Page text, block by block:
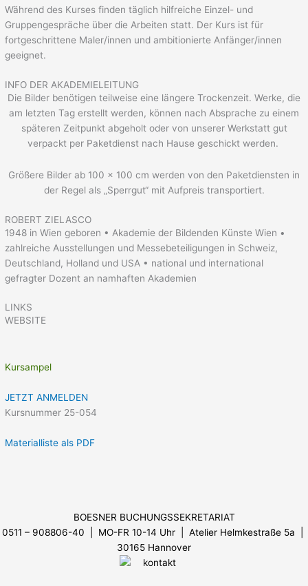
Während des Kurses finden täglich hilfreiche Einzel- und
Gruppengespräche über die Arbeiten statt. Der Kurs ist für
fortgeschrittene Maler/innen und ambitionierte Anfänger/innen
geeignet.
INFO DER AKADEMIELEITUNG
Die Bilder benötigen teilweise eine längere Trockenzeit. Werke, die
am letzten Tag erstellt werden, können nach Absprache zu einem
späteren Zeitpunkt abgeholt oder von unserer Werkstatt gut
verpackt per Paketdienst nach Hause geschickt werden.
Größere Bilder ab 100 x 100 cm werden von den Paketdiensten in
der Regel als „Sperrgut“ mit Aufpreis transportiert.
ROBERT ZIELASCO
1948 in Wien geboren • Akademie der Bildenden Künste Wien •
zahlreiche Ausstellungen und Messebeteiligungen in Schweiz,
Deutschland, Holland und USA • national und international
gefragter Dozent an namhaften Akademien
LINKS
WEBSITE
Kursampel
JETZT ANMELDEN
Kursnummer 25-054
Materialliste als PDF
BOESNER BUCHUNGSSEKRETARIAT
0511 – 908806-40 | MO-FR 10-14 Uhr
| Atelier Helmkestraße 5a |
30165 Hannover